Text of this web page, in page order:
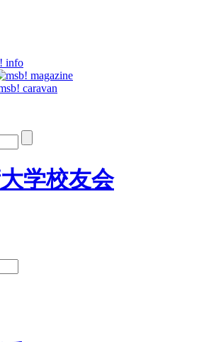
学校友会